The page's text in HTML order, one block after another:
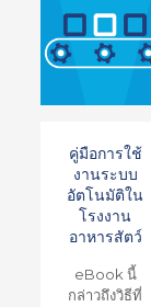
คู่มือการใช้
งานระบบ
อัตโนมัติใน
โรงงาน
อาหารสัตว์
eBook นี้
กล่าวถึงวิธีที่